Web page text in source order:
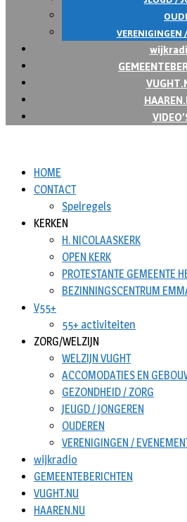
VERENIGINGEN
HOME
CONTACT
Spelregels
KERKEN
H. NICOLAASKERK
OPEN KERK
PROTESTANTE GEMEENTE
BEZINNINGSCENTRUM
V55+
55+ activiteiten
ZORG/WELZIJN
WELZIJN VUGHT
ACCOMODATIES EN
GEZONDHEID / ZORG
JEUGD / JONGEREN
OUDEREN
VERENIGINGEN /
wijkradio
GEMEENTEBERICHTEN
VUGHT.NU
HAAREN.NU